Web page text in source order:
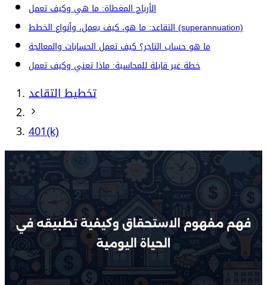
الأرباح المغطاة: ما هي وكيف تعمل
التقاعد: ما هو، كيف يعمل، وأنواع الخطط (superannuation)
ما هو حساب التاجر؟ كيف تعمل الحسابات والمعالجة
خطة غير قابلة للمحاسبة: ماذا تعني وكيف تعمل
تخطيط التقاعد
401(k)